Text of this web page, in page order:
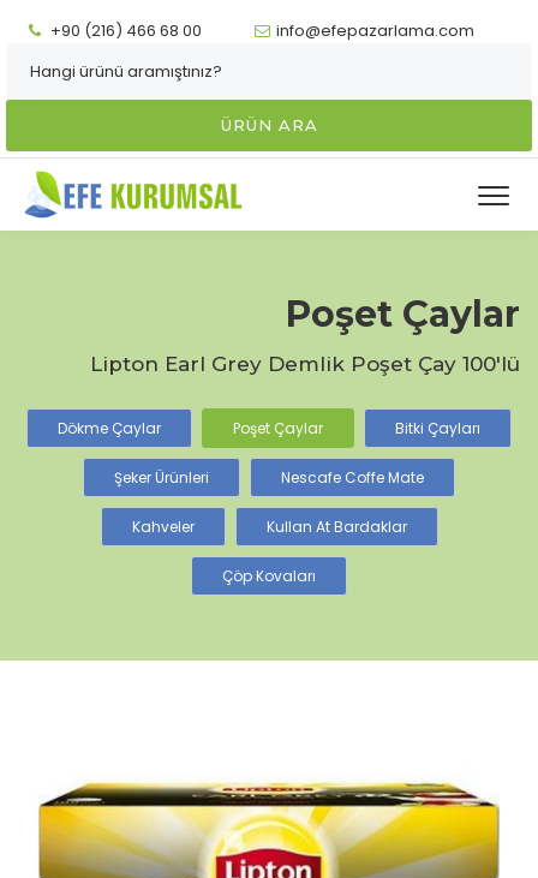
+90 (216) 466 68 00 info@efepazarlama.com
ÜRÜN ARA
Poşet Çaylar
Lipton Earl Grey Demlik Poşet Çay 100'lü
Dökme Çaylar Poşet Çaylar Bitki Çayları
Şeker Ürünleri Nescafe Coffe Mate
Kahveler Kullan At Bardaklar
Çöp Kovaları